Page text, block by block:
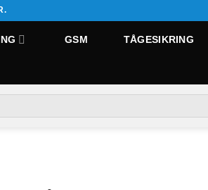
GSM TÅGESIKRING